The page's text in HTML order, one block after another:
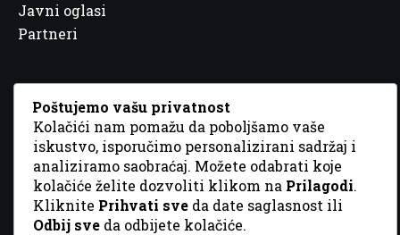
Javni oglasi
Partneri
© 2026 Sva prava zadržana. DizajnGordonDM
Poštujemo vašu privatnost
Kolačići nam pomažu da poboljšamo vaše
iskustvo, isporučimo personalizirani sadržaj i
analiziramo saobraćaj. Možete odabrati koje
kolačiće želite dozvoliti klikom na Prilagodi.
Kliknite Prihvati sve da date saglasnost ili
Odbij sve da odbijete kolačiće.